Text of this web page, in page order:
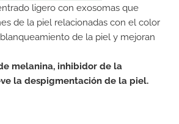
ligero con exosomas que
de la piel relacionadas con el color
de la piel y mejoran
melanina, inhibidor de la
la despigmentación de la piel.